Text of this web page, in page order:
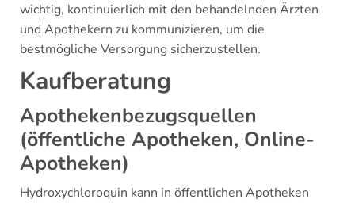
wichtig, kontinuierlich mit den behandelnden Ärzten
und Apothekern zu kommunizieren, um die
bestmögliche Versorgung sicherzustellen.
Kaufberatung
Apothekenbezugsquellen
(öffentliche Apotheken, Online-
Apotheken)
Hydroxychloroquin kann in öffentlichen Apotheken